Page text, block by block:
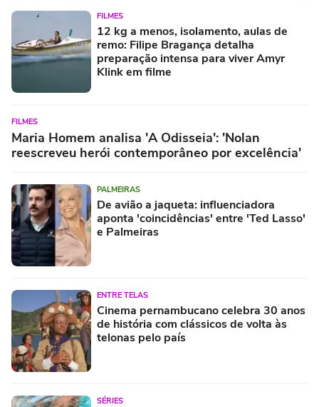
FILMES
12 kg a menos, isolamento, aulas de
remo: Filipe Bragança detalha
preparação intensa para viver Amyr
Klink em filme
FILMES
Maria Homem analisa 'A Odisseia': 'Nolan
reescreveu herói contemporâneo por excelência'
PALMEIRAS
De avião a jaqueta: influenciadora
aponta 'coincidências' entre 'Ted Lasso'
e Palmeiras
ENTRE TELAS
Cinema pernambucano celebra 30 anos
de história com clássicos de volta às
telonas pelo país
SÉRIES